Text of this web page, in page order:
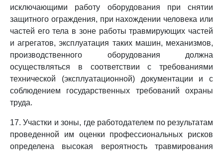
исключающими работу оборудования при снятии
защитного ограждения, при нахождении человека или
частей его тела в зоне работы травмирующих частей
и агрегатов, эксплуатация таких машин, механизмов,
производственного оборудования должна
осуществляться в соответствии с требованиями
технической (эксплуатационной) документации и с
соблюдением государственных требований охраны
труда.
17. Участки и зоны, где работодателем по результатам
проведенной им оценки профессиональных рисков
определена высокая вероятность травмирования